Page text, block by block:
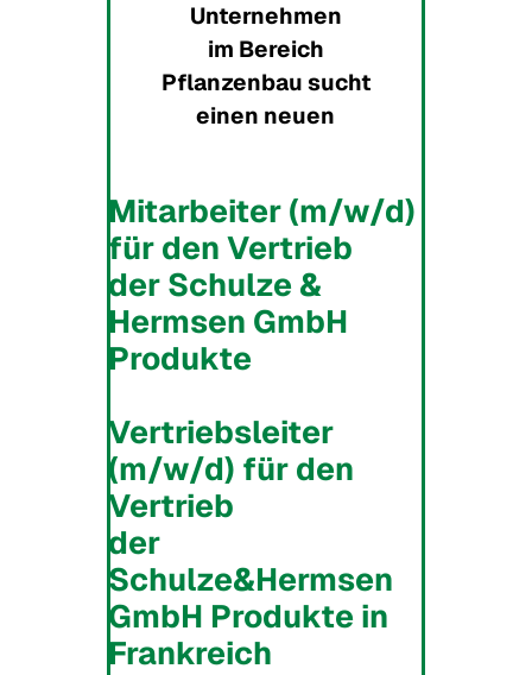
Unternehmen
im Bereich
Pflanzenbau sucht
einen neuen
Mitarbeiter (m/w/d)
für den Vertrieb
der Schulze &
Hermsen GmbH
Produkte
Vertriebsleiter
(m/w/d) für den
Vertrieb
der
Schulze&Hermsen
GmbH Produkte in
Frankreich